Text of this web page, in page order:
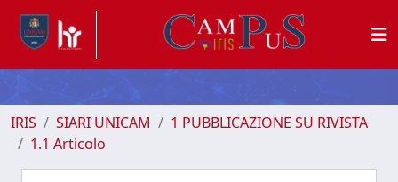
IRIS SIARI UNICAM
1 PUBBLICAZIONE SU RIVISTA
1.1 Articolo